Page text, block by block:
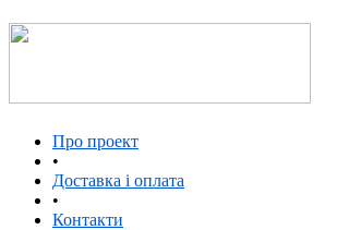
Про проект
•
Доставка і оплата
•
Контакти